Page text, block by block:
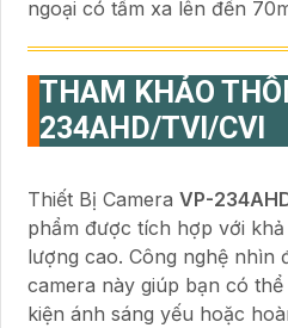
ngoại có tầm xa lên đến
THAM KHẢO
234AHD/TVI/CVI
Thiết Bị Camera VP-
phẩm được tích hợp với
lượng cao. Công nghệ nhìn
camera này giúp bạn có
kiện ánh sáng yếu hoặc